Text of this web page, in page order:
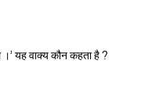
।’ यह वाक्य कौन कहता है ?